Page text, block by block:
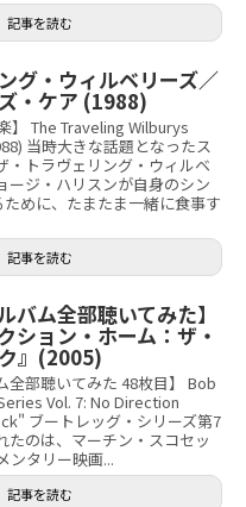
記事を読む
グ・ウィルベリーズ／
・ケア (1988)
】 The Traveling Wilburys
当時大きな話題となったス
・トラヴェリング・ウィルベ
ージ・ハリスンが自身のシン
めに、たまたま一緒に食事す
記事を読む
バム全部聴いてみた】
ション・ホーム：ザ・
』(2005)
全部聴いてみた 48枚目】 Bob
Vol. 7: No Direction
ブートレッグ・シリーズ第7
たのは、マーチン・スコセッ
ンタリー映画...
記事を読む